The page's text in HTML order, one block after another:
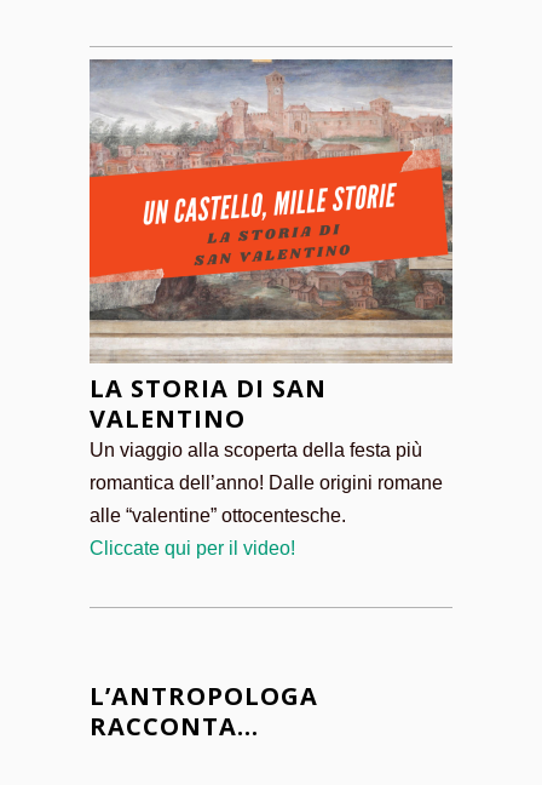
LA STORIA DI SAN
VALENTINO
Un viaggio alla scoperta della festa più
romantica dell’anno! Dalle origini romane
alle “valentine” ottocentesche.
Cliccate qui per il video!
L’ANTROPOLOGA
RACCONTA…